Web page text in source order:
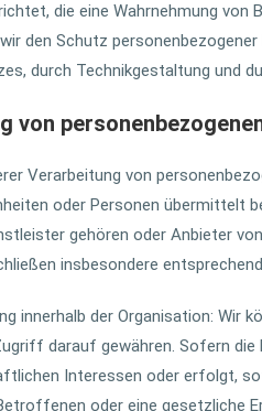
die eine Wahrnehmung
den Schutz
durch Technikgestaltung und
von
Verarbeitung von
oder Personen übermittelt
gehören oder Anbieter
insbesondere
innerhalb der Organisation: Wir
darauf gewähren. Sofern
Interessen oder erfolgt,
oder eine gesetzliche